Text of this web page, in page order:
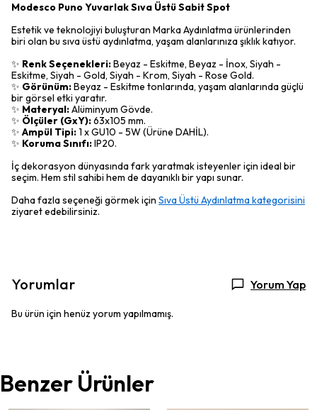
Modesco Puno Yuvarlak Sıva Üstü Sabit Spot
Estetik ve teknolojiyi buluşturan Marka Aydınlatma ürünlerinden
biri olan bu sıva üstü aydınlatma, yaşam alanlarınıza şıklık katıyor.
✨ Renk Seçenekleri:Beyaz - Eskitme, Beyaz - İnox, Siyah -
Eskitme, Siyah - Gold, Siyah - Krom, Siyah - Rose Gold.
✨ Görünüm:Beyaz - Eskitme tonlarında, yaşam alanlarında güçlü
bir görsel etki yaratır.
✨ Materyal:Alüminyum Gövde.
✨ Ölçüler (GxY):63x105 mm.
✨ Ampül Tipi:1 x GU10 - 5W (Ürüne DAHİL).
✨ Koruma Sınıfı:IP20.
İç dekorasyon dünyasında fark yaratmak isteyenler için ideal bir
seçim. Hem stil sahibi hem de dayanıklı bir yapı sunar.
Daha fazla seçeneği görmek için Sıva Üstü Aydınlatma kategorisini
ziyaret edebilirsiniz.
Yorumlar Yorum Yap
Bu ürün için henüz yorum yapılmamış.
Benzer Ürünler